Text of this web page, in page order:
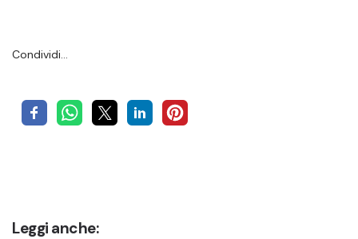
Condividi…
Leggi anche: